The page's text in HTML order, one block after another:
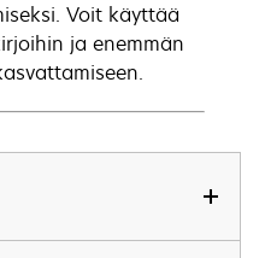
Voit käyttää
ja enemmän